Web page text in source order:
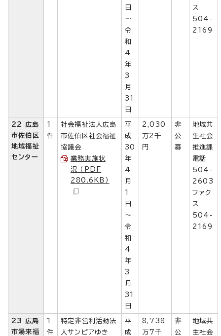
日
～
令
和
4
年
3
月
31
日
ス
504-
2169
22 広島
市佐伯区
地域福祉
センター
1
件
社会福祉法人広島
市佐伯区社会福祉
協議会
業務実施状
況 （PDF
280.6KB）
平
成
30
年
4
月
1
日
～
令
和
4
年
3
月
31
日
2,030
万2千
円
非
公
募
地域共
生社会
推進課
電話
504-
2603
ファク
ス
504-
2169
23 広島
市湯来福
1
件
特定非営利活動法
人サンピアゆき
平
成
8,738
万7千
非
公
地域共
生社会